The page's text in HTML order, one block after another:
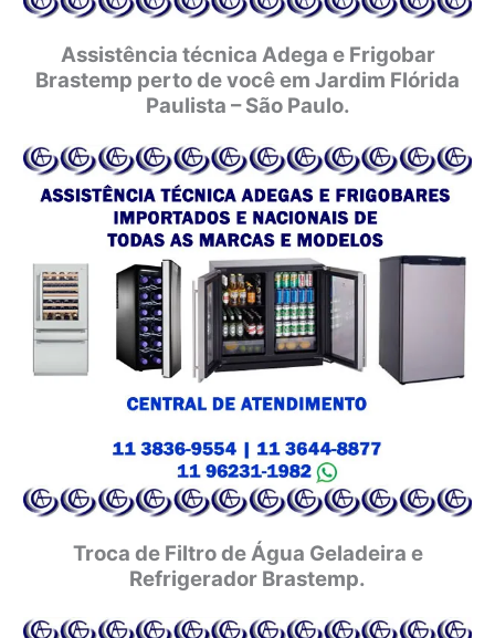
Assistência técnica Adega e Frigobar
Brastemp perto de você em Jardim Flórida
Paulista – São Paulo.
Troca de Filtro de Água Geladeira e
Refrigerador Brastemp.